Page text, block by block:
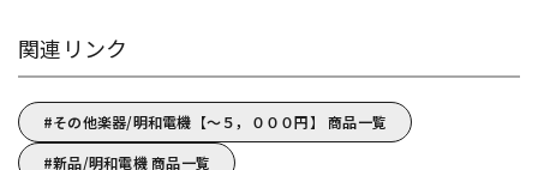
関連リンク
その他楽器/明和電機【～５，０００円】 商品一覧
新品/明和電機 商品一覧